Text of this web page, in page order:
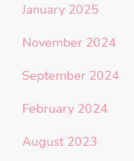
January 2025
November 2024
September 2024
February 2024
August 2023